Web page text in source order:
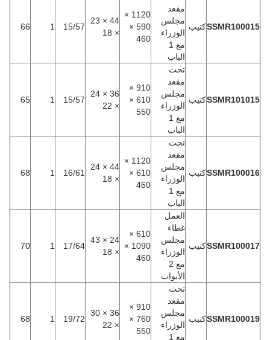
SSMR100015كتيب
مقعد
مجلس
الوزراء
مع 1
الباب
1120 ×
590 ×
460
44 × 23
× 18
15/57
66
SSMR101015كتيب
تحت
مقعد
مجلس
الوزراء
مع 1
الباب
910 ×
610 ×
550
36 × 24
× 22
15/57
65
SSMR100016كتيب
تحت
مقعد
مجلس
الوزراء
مع 1
الباب
1120 ×
610 ×
460
44 × 24
× 18
16/61
68
SSMR100017كتيب
العمل
غطاء
مجلس
الوزراء
مع 2
الأبواب
610 ×
1090 ×
460
24 × 43
× 18
17/64
70
SSMR100019كتيب
تحت
مقعد
مجلس
الوزراء
مع 1
910 ×
760 ×
550
36 × 30
× 22
19/72
68